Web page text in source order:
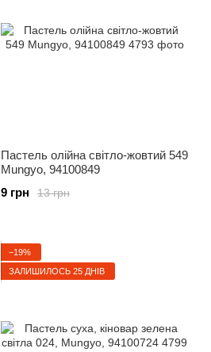
Пастель олійна світло-жовтий 549
Mungyo, 94100849
13 грн
9 грн
−19%
ЗАЛИШИЛОСЬ 25 ДНІВ